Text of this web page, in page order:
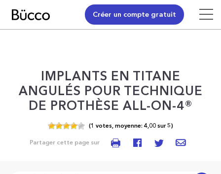
Créer un compte gratuit
IMPLANTS EN TITANE
ANGULÉS POUR TECHNIQUE
DE PROTHÈSE ALL-ON-4®
(1 votes, moyenne: 4,00 sur5)
Partager cette page sur